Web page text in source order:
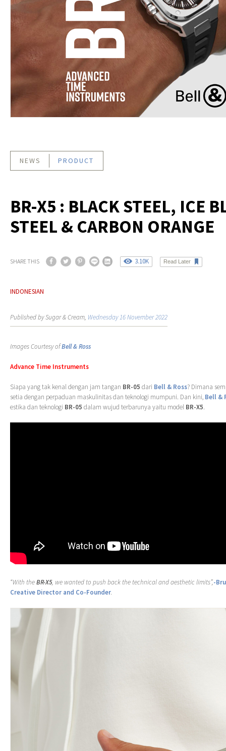
NEWS PRODUCT
BR-X5 : BLACK STEEL, ICE
STEEL & CARBON ORANGE
SHARE THIS 3.10K Read Later
INDONESIAN
Published by Sugar & Cream, Wednesday 16 November 2022
Images Courtesy ofBell & Ross
Advance Time Instruments
Siapa yang tak kenal dengan jam tangan BR-05 dari Bell & Ross? Dimana
setia dengan perpaduan maskulinitas dan teknologi mumpuni. Dan kini, Bell &
estika dan teknologi BR-05 dalam wujud terbarunya yaitu model BR-X5.
“With theBR-X5, we wanted to push back the technical and aesthetic limits”,-
Creative Director and Co-Founder.